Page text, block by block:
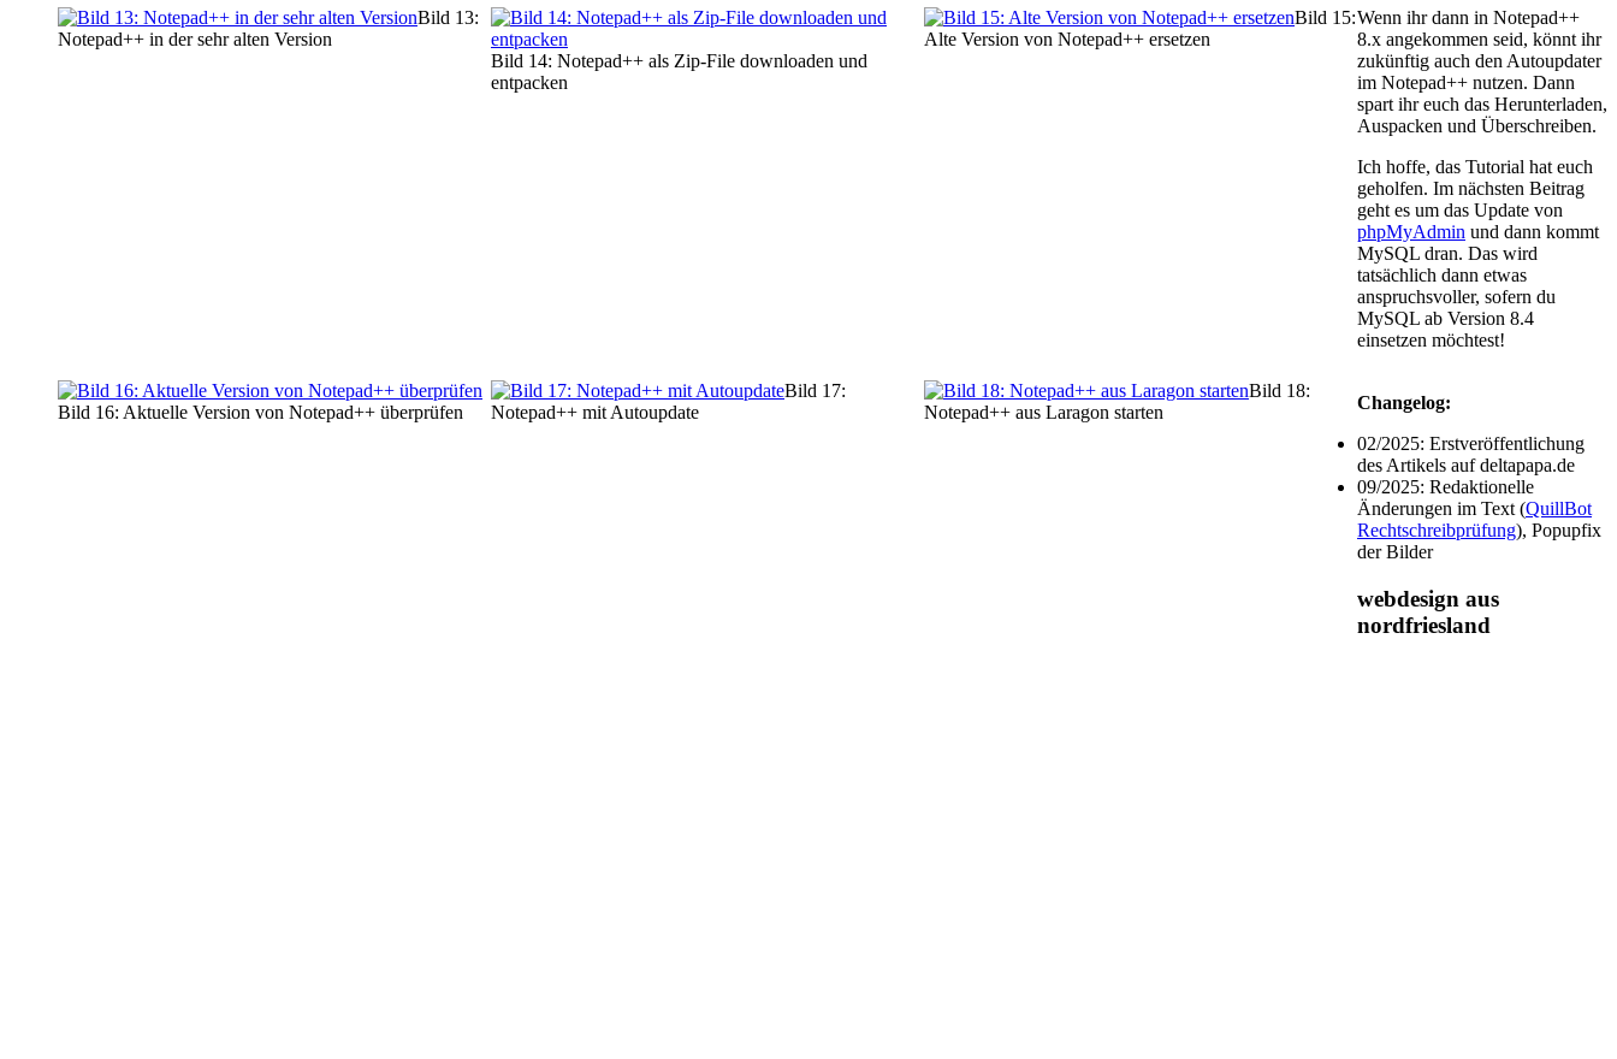
Bild 13:
Notepad++ in der sehr alten Version
Bild 14: Notepad++ als Zip-File downloaden und
entpacken
Bild 15:
Alte Version von Notepad++ ersetzen
Bild 16: Aktuelle Version von Notepad++ überprüfen
Bild 17:
Notepad++ mit Autoupdate
Bild 18:
Notepad++ aus Laragon starten
Wenn ihr dann in Notepad++
8.x angekommen seid, könnt ihr
zukünftig auch den Autoupdater
im Notepad++ nutzen. Dann
spart ihr euch das Herunterladen,
Auspacken und Überschreiben.
Ich hoffe, das Tutorial hat euch
geholfen. Im nächsten Beitrag
geht es um das Update von
phpMyAdmin und dann kommt
MySQL dran. Das wird
tatsächlich dann etwas
anspruchsvoller, sofern du
MySQL ab Version 8.4
einsetzen möchtest!
Changelog:
02/2025: Erstveröffentlichung
des Artikels auf deltapapa.de
09/2025: Redaktionelle
Änderungen im Text (QuillBot
Rechtschreibprüfung), Popupfix
der Bilder
webdesign aus
nordfriesland